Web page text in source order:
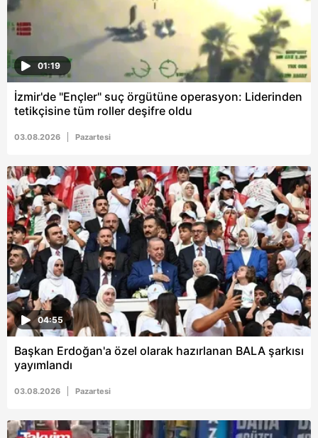
01:19
İzmir'de "Ençler" suç örgütüne operasyon: Liderinden
tetikçisine tüm roller deşifre oldu
03.08.2026 Pazartesi
04:55
Başkan Erdoğan'a özel olarak hazırlanan BALA şarkısı
yayımlandı
03.08.2026 Pazartesi